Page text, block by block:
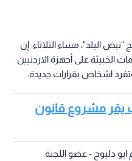
البلد"، مساء الثلاثاء: إن
الخبيثة على أجهزة الاردنيين
اشخاص بقرارات جديدة.
يقر مشروع قانون
ابو دلبوح - عضو اللجنة